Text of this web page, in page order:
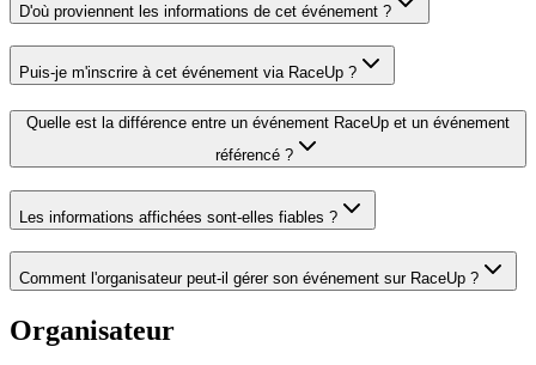
D'où proviennent les informations de cet événement ?
Puis-je m'inscrire à cet événement via RaceUp ?
Quelle est la différence entre un événement RaceUp et un événement
référencé ?
Les informations affichées sont-elles fiables ?
Comment l'organisateur peut-il gérer son événement sur RaceUp ?
Organisateur